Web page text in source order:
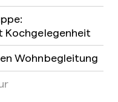
Kochgelegenheit
Wohnbegleitung